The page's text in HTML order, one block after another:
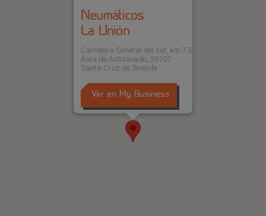
Neumáticos
La Unión
Carretera General del sur, km 7,5
Área de Autolavado, 38107
Santa Cruz de Tenerife
Ver en My Business